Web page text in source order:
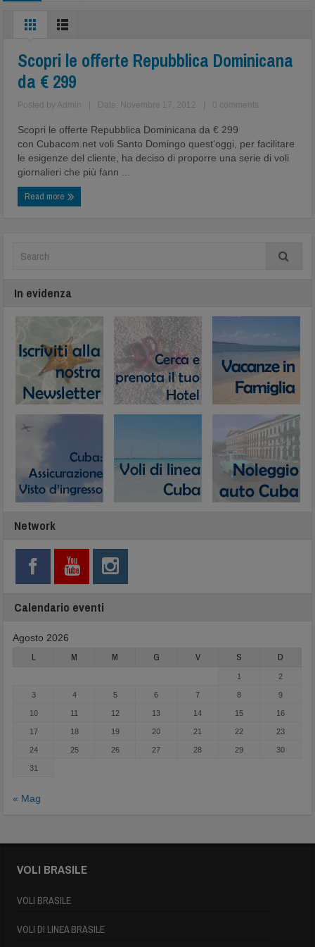
Scopri le offerte Repubblica Dominicana
da € 299
Posted by Admin Date: Novembre 17, 2012 0 comments
Scopri le offerte Repubblica Dominicana da € 299
con Cubacom.net voli Santo Domingo quest'oggi, per facilitare
le esigenze del cliente, ha deciso di proporre una serie di voli
giornalieri che più fann ...
Read more
In evidenza
Network
Calendario eventi
Agosto 2026
L M M G V S D
1 2
3 4 5 6 7 8 9
10 11 12 13 14 15 16
17 18 19 20 21 22 23
24 25 26 27 28 29 30
31
« Mag
VOLI BRASILE
VOLI BRASILE
VOLI DI LINEA BRASILE